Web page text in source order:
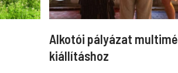
Alkotói pályázat
kiállításhoz